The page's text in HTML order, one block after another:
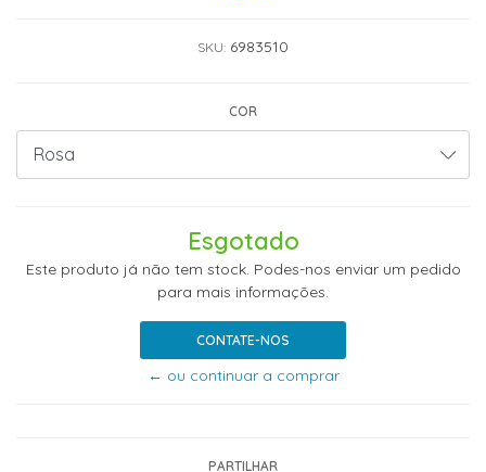
SKU: 6983510
COR
Esgotado
Este produto já não tem stock. Podes-nos enviar um pedido
para mais informações.
CONTATE-NOS
← ou continuar a comprar
PARTILHAR